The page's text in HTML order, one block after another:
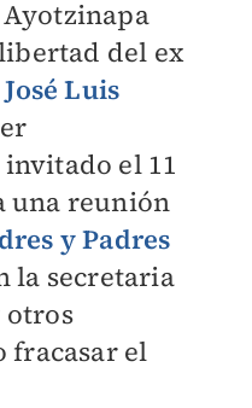
del ex
José Luis
el 11
una reunión
y Padres
la secretaria
otros
fracasar el